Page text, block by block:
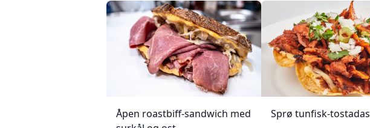
Åpen roastbiff-sandwich med
Sprø tunfisk-tostadas